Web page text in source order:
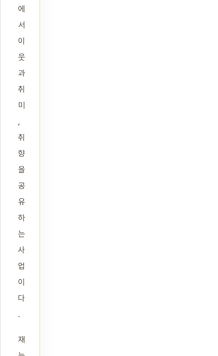
에
서
이
웃
과
취
미
취
향
을
공
유
하
는
사
업
이
다
.
재